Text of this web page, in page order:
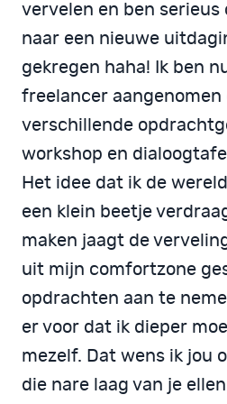
vervelen en ben serieus
naar een nieuwe
gekregen haha! Ik ben
freelancer aangenomen
verschillende
workshop en
Het idee dat ik de
een klein beetje
maken jaagt de
uit mijn comfortzone
opdrachten aan te
er voor dat ik dieper
mezelf. Dat wens ik jou
die nare laag van je